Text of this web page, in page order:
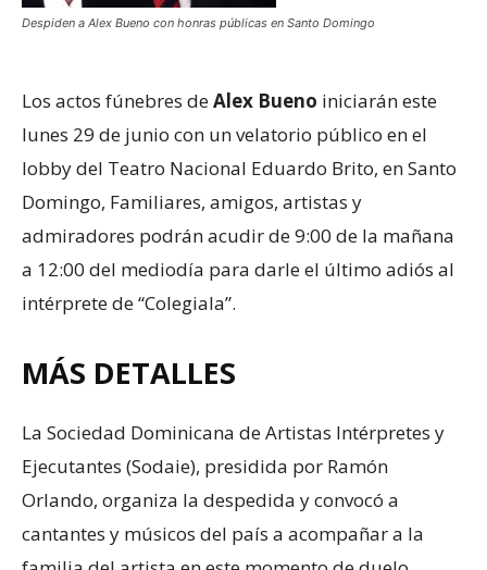
Despiden a Alex Bueno con honras públicas en Santo Domingo
Los actos fúnebres deAlex Bueno iniciarán este
lunes 29 de junio con un velatorio público en el
lobby del Teatro Nacional Eduardo Brito, en Santo
Domingo, Familiares, amigos, artistas y
admiradores podrán acudir de 9:00 de la mañana
a 12:00 del mediodía para darle el último adiós al
intérprete de “Colegiala”.
MÁS DETALLES
La Sociedad Dominicana de Artistas Intérpretes y
Ejecutantes (Sodaie), presidida por Ramón
Orlando, organiza la despedida y convocó a
cantantes y músicos del país a acompañar a la